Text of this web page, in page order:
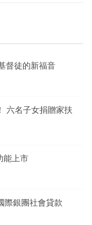
督徒的新福音
六名子女捐贈家扶
能上市
際銀團社會貸款